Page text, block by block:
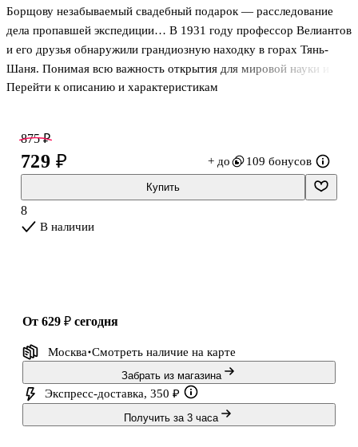
Борщову незабываемый свадебный подарок — расследование
дела пропавшей экспедиции… В 1931 году профессор Велиантов
и его друзья обнаружили грандиозную находку в горах Тянь-
Шаня. Понимая всю важность открытия для мировой науки и
опасность, грозящую экспедиции в тех диких тогда местах,
что предвидел ученый — экспедиция бесследно сгинула в горах.
Спустя почти сто лет загадочная смерть научного сотрудника
Зоологического музея Елены Красновой и еще двух человек
всколыхнула сведения о пропавшей экспедиции. Эти убийства
рассле
Перейти к описанию и характеристикам
875 ₽
729 ₽ + до 109 бонусов
Купить
8
В наличии
от 629 ₽ сегодня
Москва Смотреть наличие на карте
Забрать из магазина
Экспресс-доставка, 350 ₽
Получить за 3 часа